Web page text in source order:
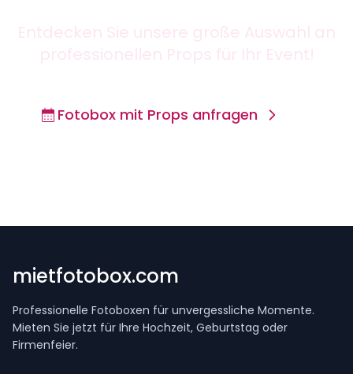
Entdecken Sie unsere große Auswahl an
professionellen Props für Ihr Event!
Fotobox mit Props anfragen
mietfotobox.com
Professionelle Fotoboxen für unvergessliche Momente.
Mieten Sie jetzt für Ihre Hochzeit, Geburtstag oder
Firmenfeier.